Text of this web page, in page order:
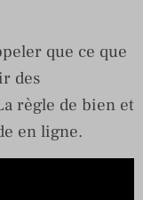
que ce que
des
règle de bien et
en ligne.